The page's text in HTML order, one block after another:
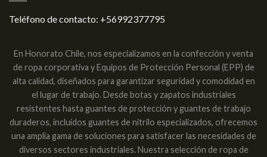
Teléfono de contacto: +56992377795
En Honorato Chile, nos especializamos en la confección y venta
de ropa corporativa y Equipos de Protección Personal (EPP) de
alta calidad, diseñados para garantizar seguridad y comodidad en
el lugar de trabajo. Desde botas y zapatos industriales
resistentes hasta guantes de protección y guantes de trabajo
duraderos, incluidos guantes de nitrilo especializados, ofrecemos
una amplia gama de soluciones para satisfacer las necesidades de
diversos sectores industriales. Nuestra selección de ropa de